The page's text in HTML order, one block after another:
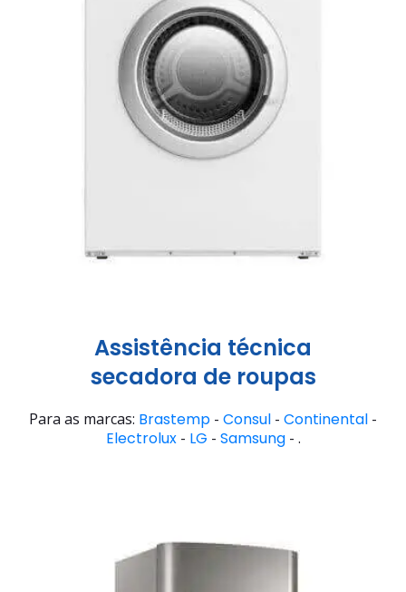
Assistência técnica
secadora de roupas
Para as marcas: Brastemp - Consul - Continental -
Electrolux- LG - Samsung- .